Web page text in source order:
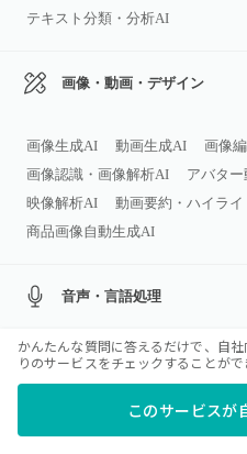
テキスト分類・分析AI
画像・動画・デザイン
画像生成AI 動画生成AI
画像
画像認識・画像解析AI
アバタ
映像解析AI
動画要約・ハイラ
商品画像自動生成AI
音声・言語処理
音楽生成AI 音声認識AI（文字起
音声合成AI（ボイスクローン）
かんたんな質問に答えるだけで、自
りのサービスをチェックすることがで
このサービスが